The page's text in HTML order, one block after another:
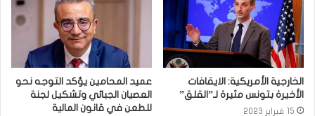
الخارجية الأمريكية: الايقافات
الأخيرة بتونس مثيرة لـ”القلق”
15 فبراير 2023
عميد المحامين يؤكد التوجه نحو
العصيان الجبائي وتشكيل لجنة
للطعن في قانون المالية